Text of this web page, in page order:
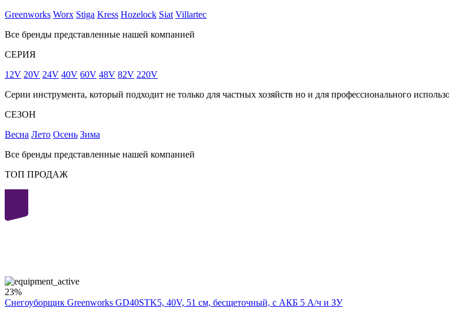
Greenworks Worx Stiga Kress Hozelock Siat Villartec
Все бренды представленные нашей компанией
СЕРИЯ
12V 20V 24V 40V 60V 48V 82V 220V
Серии инструмента, который подходит не только для частных хозяйств но и для профессионального
СЕЗОН
Весна Лето Осень Зима
Все бренды представленные нашей компанией
ТОП ПРОДАЖ
23%
Снегоуборщик Greenworks GD40STK5, 40V, 51 см, бесщеточный, с АКБ 5 А/ч и ЗУ